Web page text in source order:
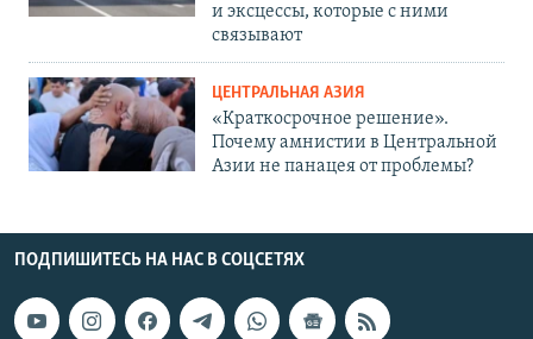
и эксцессы, которые с ними
связывают
ЦЕНТРАЛЬНАЯ АЗИЯ
«Краткосрочное решение».
Почему амнистии в Центральной
Азии не панацея от проблемы?
ПОДПИШИТЕСЬ НА НАС В СОЦСЕТЯХ